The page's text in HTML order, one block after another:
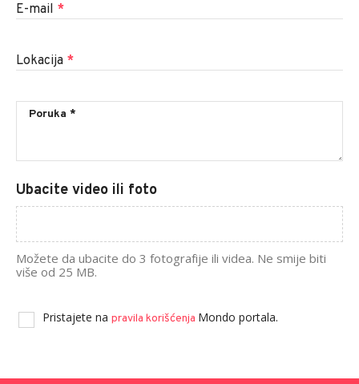
E-mail *
Lokacija *
Ubacite video ili foto
Možete da ubacite do 3 fotografije ili videa. Ne smije biti
više od 25 MB.
Pristajete na pravila korišćenja Mondo portala.